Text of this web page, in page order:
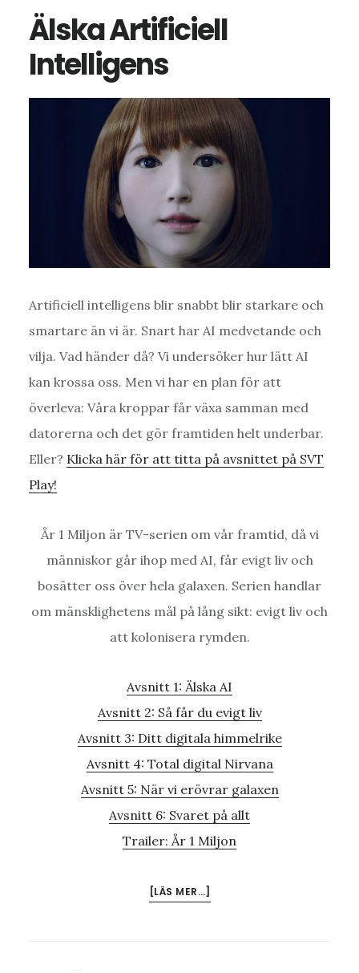
Älska Artificiell
Intelligens
Artificiell intelligens blir snabbt blir starkare och
smartare än vi är. Snart har AI medvetande och
vilja. Vad händer då? Vi undersöker hur lätt AI
kan krossa oss. Men vi har en plan för att
överleva: Våra kroppar får växa samman med
datorerna och det gör framtiden helt underbar.
Eller? Klicka här för att titta på avsnittet på SVT
Play!
År 1 Miljon är TV-serien om vår framtid, då vi
människor går ihop med AI, får evigt liv och
bosätter oss över hela galaxen. Serien handlar
om mänsklighetens mål på lång sikt: evigt liv och
att kolonisera rymden.
Avsnitt 1: Älska AI
Avsnitt 2: Så får du evigt liv
Avsnitt 3: Ditt digitala himmelrike
Avsnitt 4: Total digital Nirvana
Avsnitt 5: När vi erövrar galaxen
Avsnitt 6: Svaret på allt
Trailer: År 1 Miljon
[LÄS MER…]